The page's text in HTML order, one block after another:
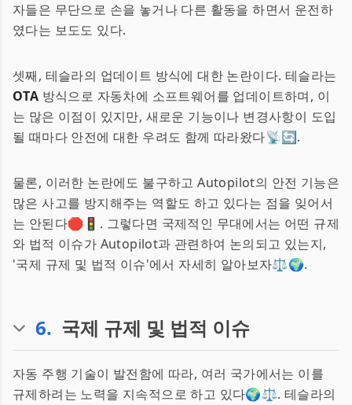
자들은 무단으로 손을 놓거나 다른 활동을 하면서 운전하
였다는 보도도 있다.
셋째, 테슬라의 업데이트 방식에 대한 논란이다. 테슬라는
OTA 방식으로 자동차에 소프트웨어를 업데이트하며, 이
는 많은 이점이 있지만, 새로운 기능이나 변경사항이 도입
될 때마다 안전에 대한 우려도 함께 따라왔다📡🔄.
물론, 이러한 논란에도 불구하고 Autopilot의 안전 기능은
많은 사고를 방지해주는 역할도 하고 있다는 점을 잊어서
는 안된다🛑🚦. 그렇다면 국제적인 무대에서는 어떤 규제
와 법적 이슈가 Autopilot과 관련하여 논의되고 있는지,
'국제 규제 및 법적 이슈'에서 자세히 알아보자⚖️🌍.
6. 국제 규제 및 법적 이슈
자동 주행 기술이 발전함에 따라, 여러 국가에서는 이를
규제하려는 노력을 지속적으로 하고 있다🌍⚖️. 테슬라의